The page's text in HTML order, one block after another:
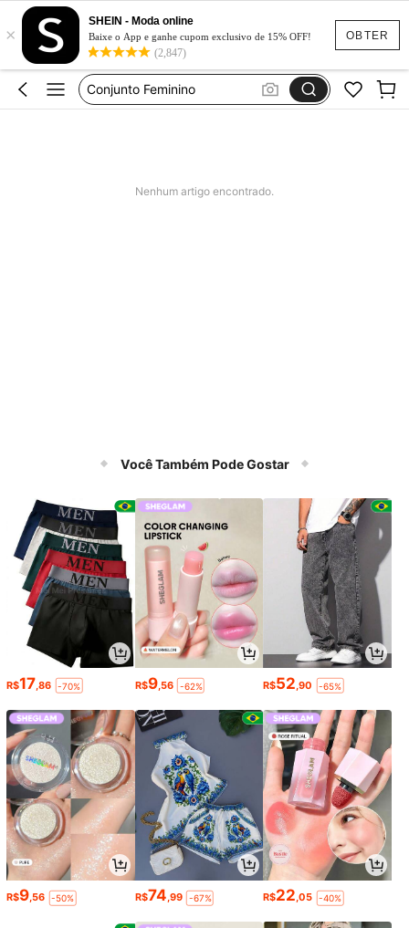
OBTER
×
SHEIN - Moda online
Baixe o App e ganhe cupom exclusivo de 15% OFF!
(2,847)
Calça Jeans Feminina
Vestido Feminino
Conjunto Feminino
Nenhum artigo encontrado.
Você Também Pode Gostar
R$17 ,86 -70% R$9,56 -62% R$52 ,90 -65%
R$9,56 -50% R$74,99 -67% R$22,05 -40%